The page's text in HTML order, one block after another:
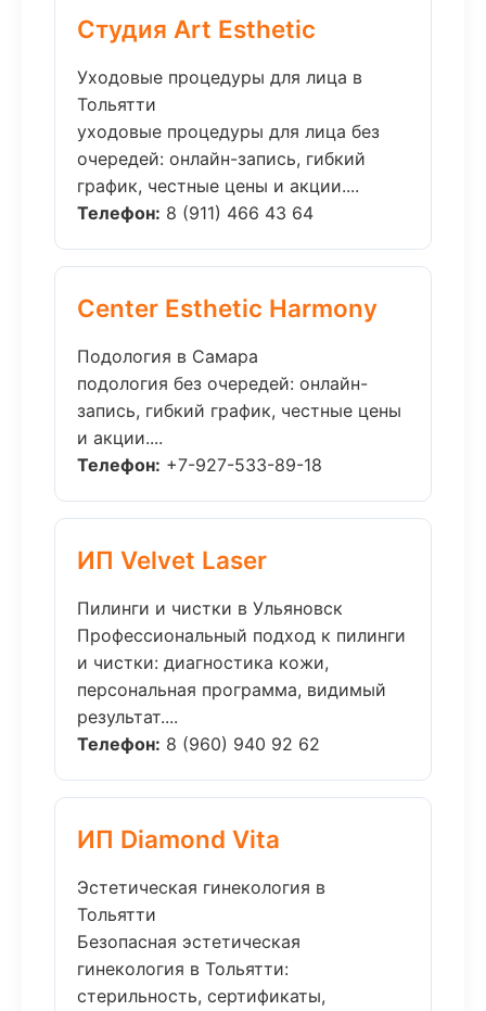
Студия Art Esthetic
Уходовые процедуры для лица в
Тольятти
уходовые процедуры для лица без
очередей: онлайн-запись, гибкий
график, честные цены и акции....
Телефон: 8 (911) 466 43 64
Center Esthetic Harmony
Подология в Самара
подология без очередей: онлайн-
запись, гибкий график, честные цены
и акции....
Телефон: +7-927-533-89-18
ИП Velvet Laser
Пилинги и чистки в Ульяновск
Профессиональный подход к пилинги
и чистки: диагностика кожи,
персональная программа, видимый
результат....
Телефон: 8 (960) 940 92 62
ИП Diamond Vita
Эстетическая гинекология в
Тольятти
Безопасная эстетическая
гинекология в Тольятти:
стерильность, сертификаты,